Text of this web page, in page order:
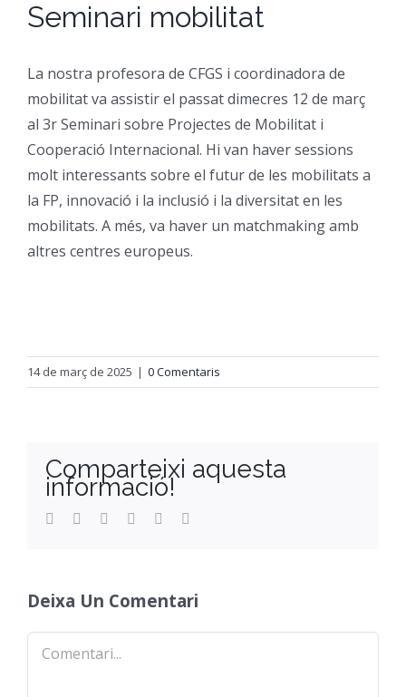
CFGM Manteniment
CFGS Administració i
CFGS Comerç
CFGS Sistemes
Formació Ocupacional
CP Operacions auxiliars
Acreditació de competències
Beques
Catàleg de serveis
Notícies
On Som
Seminari mobilitat
La nostra profesora de CFGS i coordinadora de
mobilitat va assistir el passat dimecres 12 de març
al 3r Seminari sobre Projectes de Mobilitat i
Cooperació Internacional. Hi van haver sessions
molt interessants sobre el futur de les mobilitats a
la FP, innovació i la inclusió i la diversitat en les
mobilitats. A més, va haver un matchmaking amb
altres centres europeus.
14 de març de 2025 | 0 Comentaris
Comparteixi aquesta
informació!
Facebook
TwitterReddit LinkedInWhatsApp
Deixa Un Comentari
Comentari